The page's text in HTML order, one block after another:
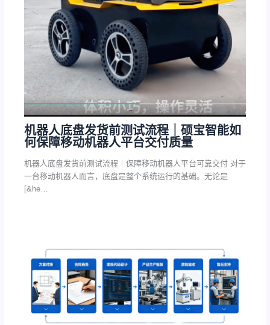
机器人底盘发货前测试流程｜硕宝智能如
何保障移动机器人平台交付质量
机器人底盘发货前测试流程｜保障移动机器人平台可靠交付 对于
一台移动机器人而言，底盘是整个系统运行的基础。无论是
[&he…